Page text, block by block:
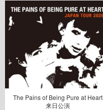
The Pains of Being Pure at Heart
来日公演